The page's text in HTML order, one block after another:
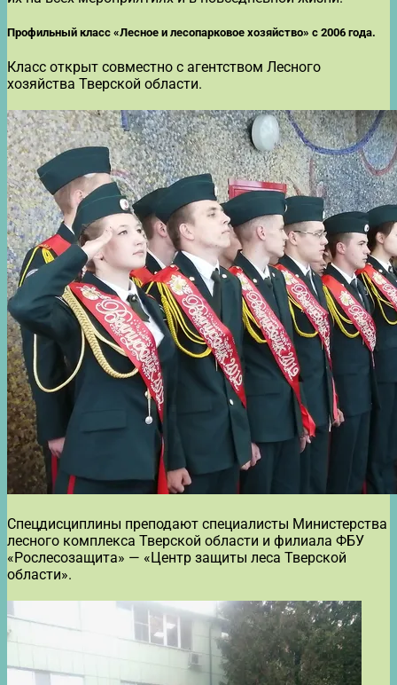
Профильный класс «Лесное и лесопарковое хозяйство» с 2006 года.
Класс открыт совместно с агентством Лесного
хозяйства Тверской области.
Спецдисциплины преподают специалисты Министерства
лесного комплекса Тверской области и филиала ФБУ
«Рослесозащита» — «Центр защиты леса Тверской
области».